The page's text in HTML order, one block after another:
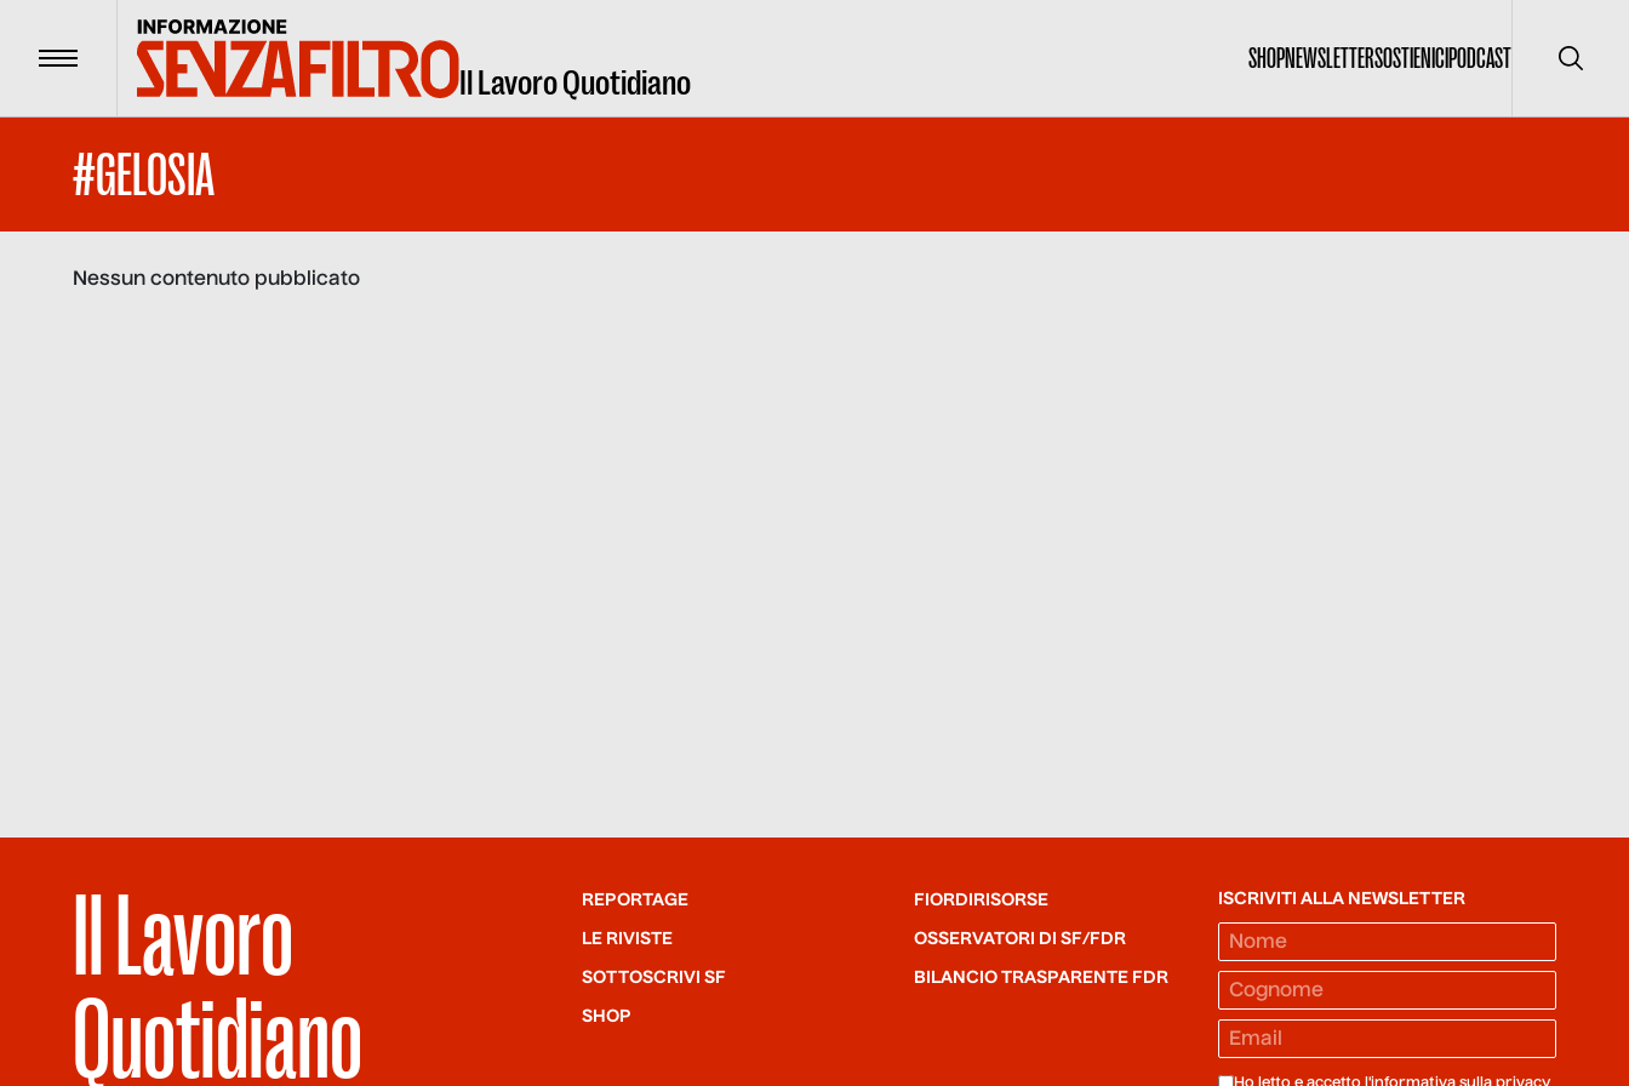
Menu Il Lavoro Quotidiano
SHOPNEWSLETTERSOSTIENICIPODCAST Cerca
#GELOSIA
Nessun contenuto pubblicato
Il Lavoro
Quotidiano
REPORTAGE
LE RIVISTE
SOTTOSCRIVI SF
SHOP
FIORDIRISORSE
OSSERVATORI DI SF/FDR
BILANCIO TRASPARENTE FDR
ISCRIVITI ALLA NEWSLETTER